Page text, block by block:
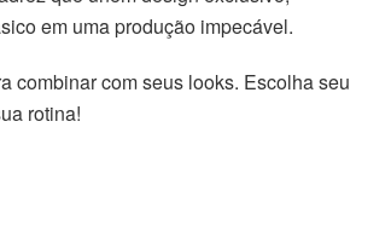
em uma produção impecável.
combinar com seus looks. Escolha seu
rotina!